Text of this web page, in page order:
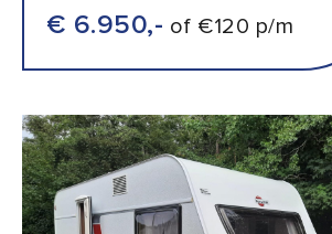
€ 6.950,- of €120 p/m